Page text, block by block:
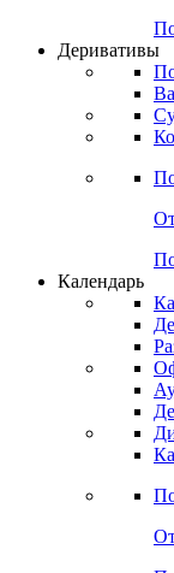
Деривативы
Календарь